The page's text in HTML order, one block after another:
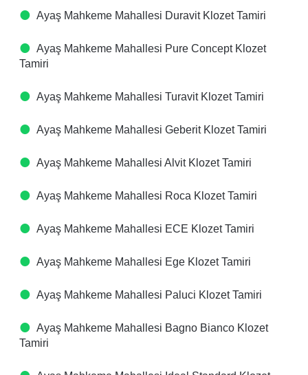
Ayaş Mahkeme Mahallesi Duravit Klozet Tamiri
Ayaş Mahkeme Mahallesi Pure Concept Klozet
Tamiri
Ayaş Mahkeme Mahallesi Turavit Klozet Tamiri
Ayaş Mahkeme Mahallesi Geberit Klozet Tamiri
Ayaş Mahkeme Mahallesi Alvit Klozet Tamiri
Ayaş Mahkeme Mahallesi Roca Klozet Tamiri
Ayaş Mahkeme Mahallesi ECE Klozet Tamiri
Ayaş Mahkeme Mahallesi Ege Klozet Tamiri
Ayaş Mahkeme Mahallesi Paluci Klozet Tamiri
Ayaş Mahkeme Mahallesi Bagno Bianco Klozet
Tamiri